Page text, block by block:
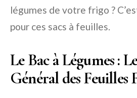
légumes de votre frigo ?
pour ces sacs à feuilles.
Le Bac à Légumes :
Général des Feuilles